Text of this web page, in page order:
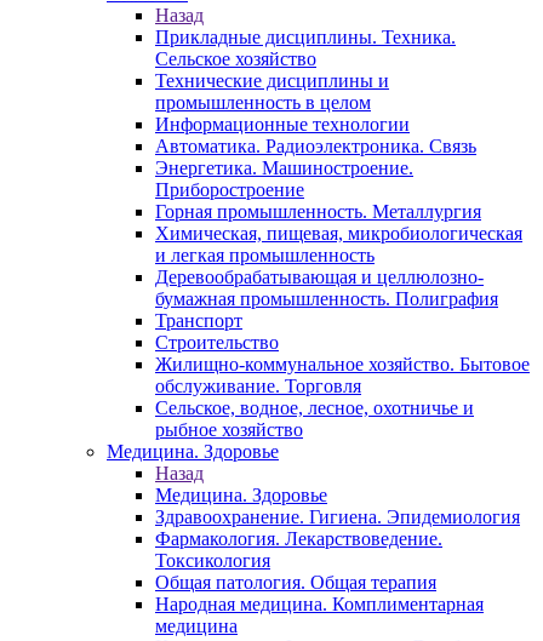
Назад
Прикладные дисциплины. Техника.
Сельское хозяйство
Технические дисциплины и
промышленность в целом
Информационные технологии
Автоматика. Радиоэлектроника. Связь
Энергетика. Машиностроение.
Приборостроение
Горная промышленность. Металлургия
Химическая, пищевая, микробиологическая
и легкая промышленность
Деревообрабатывающая и целлюлозно-
бумажная промышленность. Полиграфия
Транспорт
Строительство
Жилищно-коммунальное хозяйство. Бытовое
обслуживание. Торговля
Сельское, водное, лесное, охотничье и
рыбное хозяйство
Медицина. Здоровье
Назад
Медицина. Здоровье
Здравоохранение. Гигиена. Эпидемиология
Фармакология. Лекарствоведение.
Токсикология
Общая патология. Общая терапия
Народная медицина. Комплиментарная
медицина